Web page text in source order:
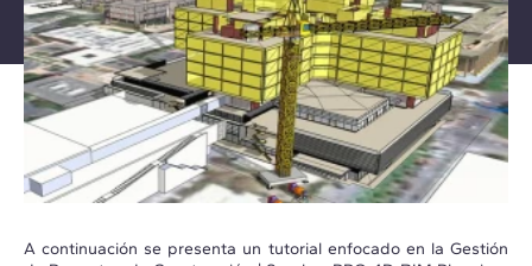
A continuación se presenta un tutorial enfocado en la Gestión